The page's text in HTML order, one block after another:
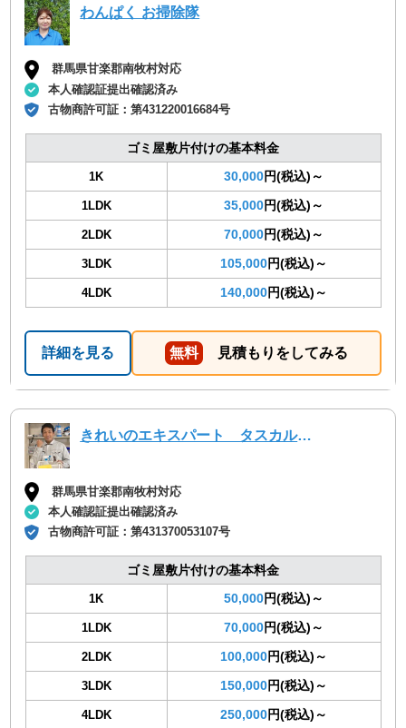
わんぱく お掃除隊
群馬県甘楽郡南牧村対応
本人確認証提出確認済み
古物商許可証：第431220016684号
ゴミ屋敷片付けの基本料金
1K 30,000円(税込)～
1LDK 35,000円(税込)～
2LDK 70,000円(税込)～
3LDK 105,000円(税込)～
4LDK 140,000円(税込)～
詳細を見る 無料 見積もりをしてみる
きれいのエキスパート タスカルハーツ
群馬県甘楽郡南牧村対応
本人確認証提出確認済み
古物商許可証：第431370053107号
ゴミ屋敷片付けの基本料金
1K 50,000円(税込)～
1LDK 70,000円(税込)～
2LDK 100,000円(税込)～
3LDK 150,000円(税込)～
4LDK 250,000円(税込)～